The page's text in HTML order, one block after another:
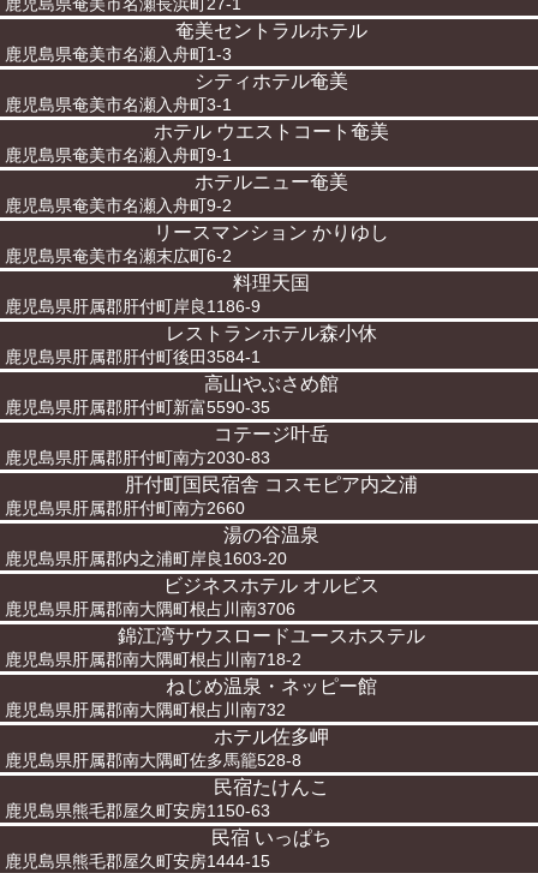
鹿児島県奄美市名瀬長浜町27-1
奄美セントラルホテル
鹿児島県奄美市名瀬入舟町1-3
シティホテル奄美
鹿児島県奄美市名瀬入舟町3-1
ホテル ウエストコート奄美
鹿児島県奄美市名瀬入舟町9-1
ホテルニュー奄美
鹿児島県奄美市名瀬入舟町9-2
リースマンション かりゆし
鹿児島県奄美市名瀬末広町6-2
料理天国
鹿児島県肝属郡肝付町岸良1186-9
レストランホテル森小休
鹿児島県肝属郡肝付町後田3584-1
高山やぶさめ館
鹿児島県肝属郡肝付町新富5590-35
コテージ叶岳
鹿児島県肝属郡肝付町南方2030-83
肝付町国民宿舎 コスモピア内之浦
鹿児島県肝属郡肝付町南方2660
湯の谷温泉
鹿児島県肝属郡内之浦町岸良1603-20
ビジネスホテル オルビス
鹿児島県肝属郡南大隅町根占川南3706
錦江湾サウスロードユースホステル
鹿児島県肝属郡南大隅町根占川南718-2
ねじめ温泉・ネッピー館
鹿児島県肝属郡南大隅町根占川南732
ホテル佐多岬
鹿児島県肝属郡南大隅町佐多馬籠528-8
民宿たけんこ
鹿児島県熊毛郡屋久町安房1150-63
民宿 いっぱち
鹿児島県熊毛郡屋久町安房1444-15